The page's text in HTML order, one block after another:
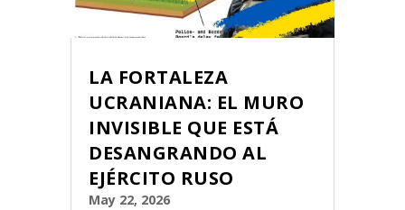
LA FORTALEZA
UCRANIANA: EL MURO
INVISIBLE QUE ESTÁ
DESANGRANDO AL
EJÉRCITO RUSO
May 22, 2026